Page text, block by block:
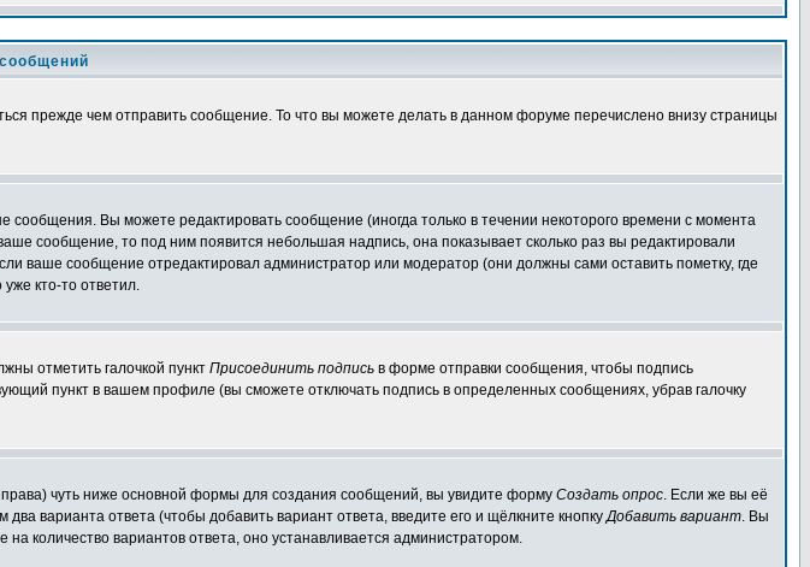
прежде чем отправить сообщение. То что вы можете делать в данном форуме перечислено внизу страницы
Вы можете редактировать сообщение (иногда только в течении некоторого времени с момента
сообщение, то под ним появится небольшая надпись, она показывает сколько раз вы редактировали
ваше сообщение отредактировал администратор или модератор (они должны сами оставить пометку, где
кто-то ответил.
отметить галочкой пункт Присоединить подпись в форме отправки сообщения, чтобы подпись
пункт в вашем профиле (вы сможете отключать подпись в определенных сообщениях, убрав галочку
права) чуть ниже основной формы для создания сообщений, вы увидите форму Создать опрос. Если же вы её
варианта ответа (чтобы добавить вариант ответа, введите его и щёлкните кнопкуДобавить вариант. Вы
количество вариантов ответа, оно устанавливается администратором.